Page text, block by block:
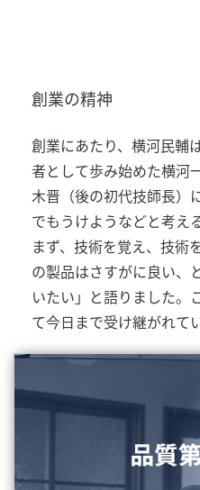
創業の精神
創業にあたり、横河民輔
者として歩み始めた横河
木晋（後の初代技師長）
でもうけようなどと考え
まず、技術を覚え、技術
の製品はさすがに良い、
いたい」と語りました。
て今日まで受け継がれて